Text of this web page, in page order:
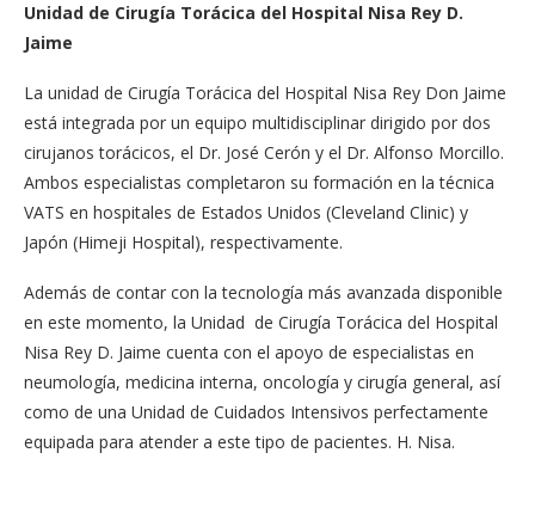
Unidad de Cirugía Torácica del Hospital Nisa Rey D.
Jaime
La unidad de Cirugía Torácica del Hospital Nisa Rey Don Jaime
está integrada por un equipo multidisciplinar dirigido por dos
cirujanos torácicos, el Dr. José Cerón y el Dr. Alfonso Morcillo.
Ambos especialistas completaron su formación en la técnica
VATS en hospitales de Estados Unidos (Cleveland Clinic) y
Japón (Himeji Hospital), respectivamente.
Además de contar con la tecnología más avanzada disponible
en este momento, la Unidad de Cirugía Torácica del Hospital
Nisa Rey D. Jaime cuenta con el apoyo de especialistas en
neumología, medicina interna, oncología y cirugía general, así
como de una Unidad de Cuidados Intensivos perfectamente
equipada para atender a este tipo de pacientes. H. Nisa.